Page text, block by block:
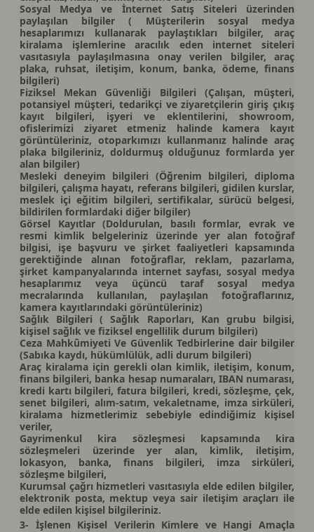
Sosyal Medya ve İnternet Satış Siteleri üzerinden
paylaşılan bilgiler ( Müşterilerin sosyal medya
hesaplarımızı kullanarak paylaştıkları bilgiler, araç
kiralama işlemlerine aracılık eden internet siteleri
vasıtasıyla paylaşılmasına onay verilen bilgiler, araç
plaka, ruhsat, iletişim, konum, banka, ödeme, finans
bilgileri)
Fiziksel Mekan Güvenliği Bilgileri (Çalışan, müşteri,
potansiyel müşteri, tedarikçi ve ziyaretçilerin giriş çıkış
kayıt bilgileri, işyeri ve eklentilerini, showroom,
ofislerimizi ziyaret etmeniz halinde kamera kayıt
görüntüleriniz, otoparkımızı kullanmanız halinde araç
plaka bilgileriniz, doldurmuş olduğunuz formlarda yer
alan bilgiler)
Mesleki deneyim bilgileri (Öğrenim bilgileri, diploma
bilgileri, çalışma hayatı, referans bilgileri, gidilen kurslar,
meslek içi eğitim bilgileri, sertifikalar, sürücü belgesi,
bildirilen formlardaki diğer bilgiler)
Görsel Kayıtlar (Doldurulan, basılı formlar, evrak ve
resmi kimlik belgeleriniz üzerinde yer alan fotoğraf
bilgisi, işe başvuru ve şirket faaliyetleri kapsamında
gerektiğinde alınan fotoğraflar, reklam, pazarlama,
şirket kampanyalarında internet sayfası, sosyal medya
hesaplarımız veya üçüncü taraf sosyal medya
mecralarında kullanılan, paylaşılan fotoğraflarınız,
kamera kayıtlarındaki görüntüleriniz)
Sağlık Bilgileri ( Sağlık Raporları, Kan grubu bilgisi,
kişisel sağlık ve fiziksel engellilik durum bilgileri)
Ceza Mahkûmiyeti Ve Güvenlik Tedbirlerine dair bilgiler
(Sabıka kaydı, hükümlülük, adli durum bilgileri)
Araç kiralama için gerekli olan kimlik, iletişim, konum,
finans bilgileri, banka hesap numaraları, IBAN numarası,
kredi kartı bilgileri, fatura bilgileri, kredi, sözleşme, çek,
senet bilgileri, alım-satım, vekaletname, imza sirküleri,
kiralama hizmetlerimiz sebebiyle edindiğimiz kişisel
veriler,
Gayrimenkul kira sözleşmesi kapsamında kira
sözleşmeleri üzerinde yer alan, kimlik, iletişim,
lokasyon, banka, finans bilgileri, imza sirküleri,
sözleşme bilgileri,
Kurumsal çağrı hizmetleri vasıtasıyla elde edilen bilgiler,
elektronik posta, mektup veya sair iletişim araçları ile
elde edilen kişisel bilgileriniz.
3- İşlenen Kişisel Verilerin Kimlere ve Hangi Amaçla